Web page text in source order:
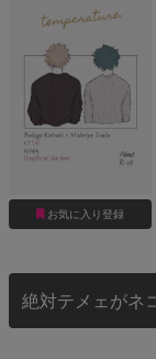
お気に入り登録
絶対テメェがネ